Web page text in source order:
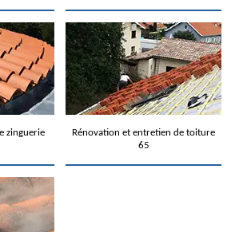
zinguerie
Rénovation et entretien de toiture
65